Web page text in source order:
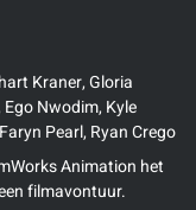
Kraner, Gloria
Nwodim, Kyle
Pearl, Ryan Crego
Animation het
filmavontuur.